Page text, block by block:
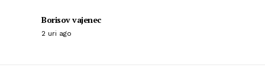
Borisov vajenec
2 uri ago